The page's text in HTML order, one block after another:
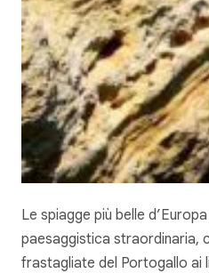
Le spiagge più belle
paesaggistica straordinaria,
frastagliate del Portogallo ai